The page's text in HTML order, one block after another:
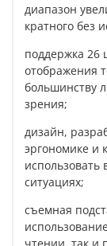
диапазон
кратного без
поддержка 26
отображения
большинству
зрения;
дизайн,
эргономике и
использовать
ситуациях;
съемная
чтении, так и